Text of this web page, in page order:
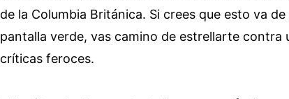
de la Columbia Británica. Si crees que esto va
pantalla verde, vas camino de estrellarte contra
críticas feroces.